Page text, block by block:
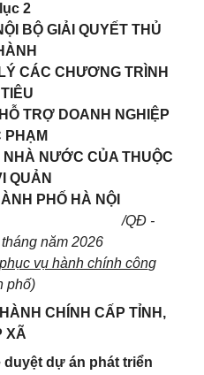
2
BỘ GIẢI QUYẾT THỦ
CÁC CHƯƠNG TRÌNH
HỖ TRỢ DOANH NGHIỆP
PHẠM
NHÀ NƯỚC CỦA THUỘC
QUẢN
PHỐ HÀ NỘI
định số /QĐ -
năm 2026
vụ hành chính công
phố)
CHÍNH CẤP TỈNH,
XÃ
duyệt dự án phát triển